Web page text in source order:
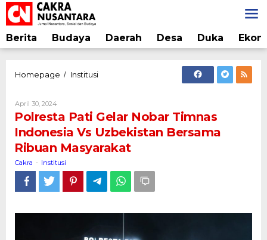
Lewati
ke
konten
Berita Budaya Daerah Desa Duka
Homepage / InstitusiPolresta
Timnas
Indonesia
Vs
Bersama
Ribuan
Masyarakat
April 30, 2024Oleh
Cakra
Polresta Pati Gelar Nobar Timnas
Indonesia Vs Uzbekistan Bersama
Ribuan Masyarakat
Cakra - Institusi